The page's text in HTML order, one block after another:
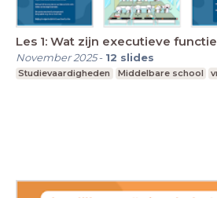
Les 1: Wat zijn executieve
November 2025- 12 slides
Studievaardigheden Middelbare school